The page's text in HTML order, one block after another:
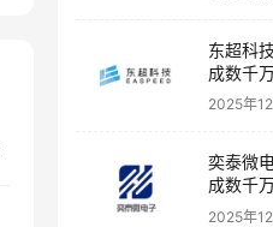
东超科
成数千
2025年
奕泰微
成数千
2025年